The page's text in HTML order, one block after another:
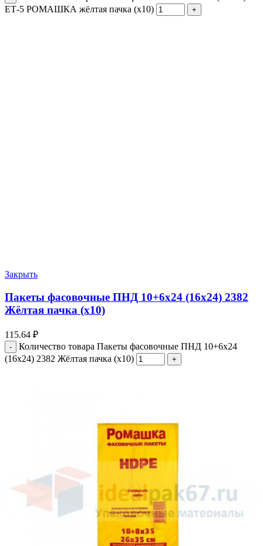
ЕТ-5 РОМАШКА жёлтая пачка (х10)
Закрыть
Пакеты фасовочные ПНД 10+6х24 (16х24) 2382
Жёлтая пачка (х10)
115.64 ₽
Количество товара Пакеты фасовочные ПНД 10+6х24
(16х24) 2382 Жёлтая пачка (х10)